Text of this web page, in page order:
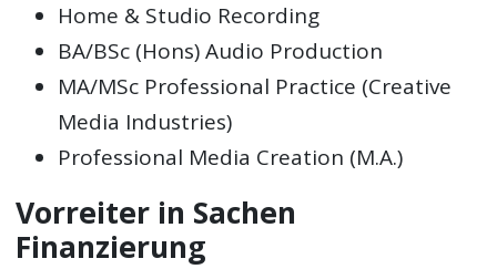
Home & Studio Recording
BA/BSc (Hons) Audio Production
MA/MSc Professional Practice (Creative
Media Industries)
Professional Media Creation (M.A.)
Vorreiter in Sachen
Finanzierung